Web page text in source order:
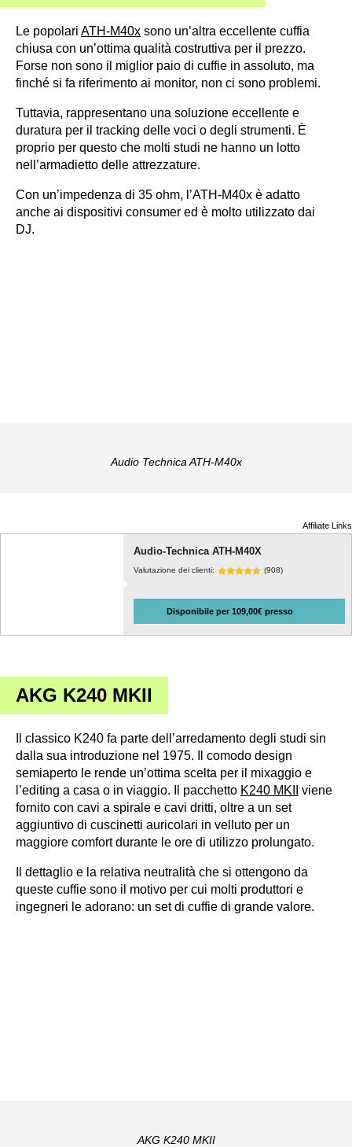
Le popolari ATH-M40x sono un’altra eccellente cuffia
chiusa con un’ottima qualità costruttiva per il prezzo.
Forse non sono il miglior paio di cuffie in assoluto, ma
finché si fa riferimento ai monitor, non ci sono problemi.
Tuttavia, rappresentano una soluzione eccellente e
duratura per il tracking delle voci o degli strumenti. È
proprio per questo che molti studi ne hanno un lotto
nell’armadietto delle attrezzature.
Con un’impedenza di 35 ohm, l’ATH-M40x è adatto
anche ai dispositivi consumer ed è molto utilizzato dai
DJ.
Audio Technica ATH-M40x
Affiliate Links
Audio-Technica ATH-M40X
Valutazione dei clienti: (908)
Disponibile per 109,00€ presso
AKG K240 MKII
Il classico K240 fa parte dell’arredamento degli studi sin
dalla sua introduzione nel 1975. Il comodo design
semiaperto le rende un’ottima scelta per il mixaggio e
l’editing a casa o in viaggio.
Il pacchetto K240 MKII
viene
fornito con cavi a spirale e cavi dritti, oltre a un set
aggiuntivo di cuscinetti auricolari in velluto per un
maggiore comfort durante le ore di utilizzo prolungato.
Il dettaglio e la relativa neutralità che si ottengono da
queste cuffie sono il motivo per cui molti produttori e
ingegneri le adorano: un set di cuffie di grande valore.
AKG K240 MKII